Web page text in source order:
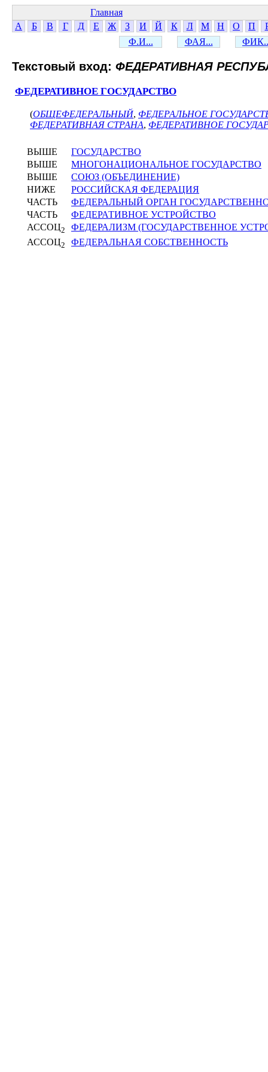
Главная
А
Б В Г Д Е Ж З И Й К Л М Н О П
Ф.И...
ФАЯ...
Текстовый вход: ФЕДЕРАТИВНАЯ
ФЕДЕРАТИВНОЕ ГОСУДАРСТВО
(ОБЩЕФЕДЕРАЛЬНЫЙ, ФЕДЕРАЛЬНОЕ
ФЕДЕРАТИВНАЯ СТРАНА, ФЕДЕРАТИВНОЕ
ВЫШЕ
ГОСУДАРСТВО
ВЫШЕ
МНОГОНАЦИОНАЛЬНОЕ ГОСУДАРСТВО
ВЫШЕ
СОЮЗ (ОБЪЕДИНЕНИЕ)
НИЖЕ
РОССИЙСКАЯ ФЕДЕРАЦИЯ
ЧАСТЬ
ФЕДЕРАЛЬНЫЙ ОРГАН
ЧАСТЬ
ФЕДЕРАТИВНОЕ УСТРОЙСТВО
АССОЦ2
ФЕДЕРАЛИЗМ (ГОСУДАРСТВЕННОЕ
АССОЦ2 ФЕДЕРАЛЬНАЯ СОБСТВЕННОСТЬ